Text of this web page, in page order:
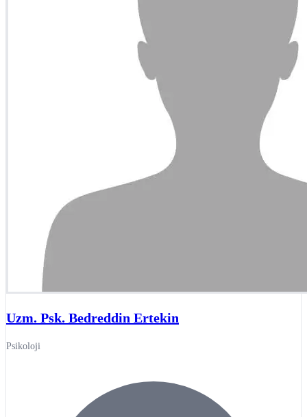
Uzm. Psk. Bedreddin Ertekin
Psikoloji